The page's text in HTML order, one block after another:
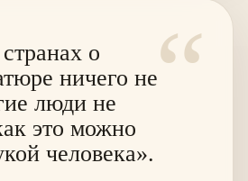
“
о
ничего не
люди не
это можно
человека».